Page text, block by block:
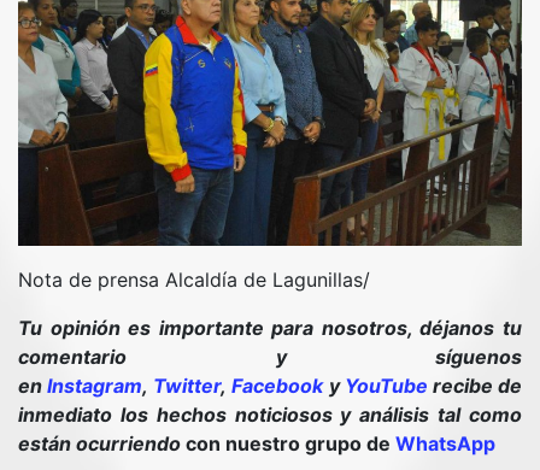
Nota de prensa Alcaldía de Lagunillas/
Tu opinión es importante para nosotros, déjanos tu
comentario y síguenos
enInstagram, Twitter,Facebooky YouTube recibe de
inmediato los hechos noticiosos y análisis tal como
están ocurriendo con nuestro grupo de WhatsApp